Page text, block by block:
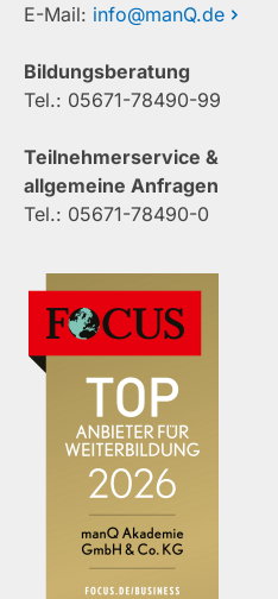
E-Mail: info@manQ.de
Bildungsberatung
Tel.: 05671-78490-99
Teilnehmerservice &
allgemeine Anfragen
Tel.: 05671-78490-0